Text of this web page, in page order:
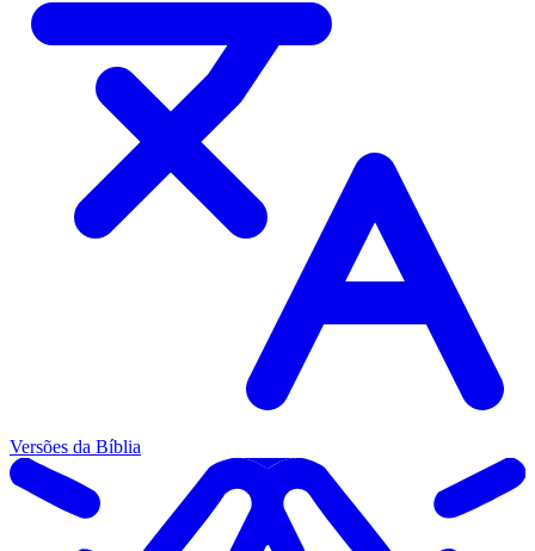
Versões da Bíblia